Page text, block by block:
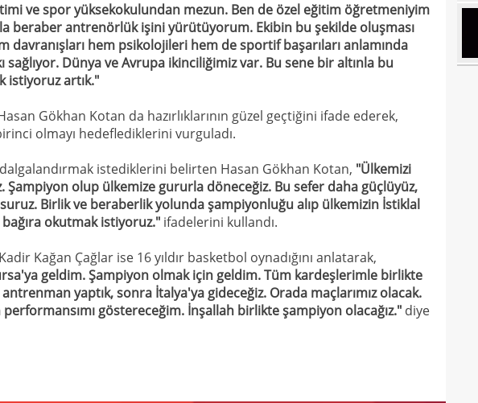
ve spor yüksekokulundan mezun. Ben de özel eğitim öğretmeniyim
beraber antrenörlük işini yürütüyorum. Ekibin bu şekilde oluşması
davranışları hem psikolojileri hem de sportif başarıları anlamında
sağlıyor. Dünya ve Avrupa ikinciliğimiz var. Bu sene bir altınla bu
istiyoruz artık."
Gökhan Kotan da hazırlıklarının güzel geçtiğini ifade ederek,
olmayı hedeflediklerini vurguladı.
dalgalandırmak istediklerini belirten Hasan Gökhan Kotan, "Ülkemizi
Şampiyon olup ülkemize gururla döneceğiz. Bu sefer daha güçlüyüz,
Birlik ve beraberlik yolunda şampiyonluğu alıp ülkemizin İstiklal
bağıra okutmak istiyoruz." ifadelerini kullandı.
Kağan Çağlar ise 16 yıldır basketbol oynadığını anlatarak,
geldim. Şampiyon olmak için geldim. Tüm kardeşlerimle birlikte
yaptık, sonra İtalya'ya gideceğiz. Orada maçlarımız olacak.
göstereceğim. İnşallah birlikte şampiyon olacağız." diye